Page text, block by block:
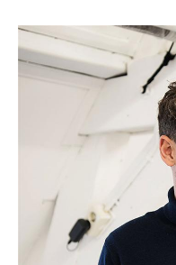
Regale & Schränke
Bücherregale
Sideboards &
Beistell- &
Barmöbel